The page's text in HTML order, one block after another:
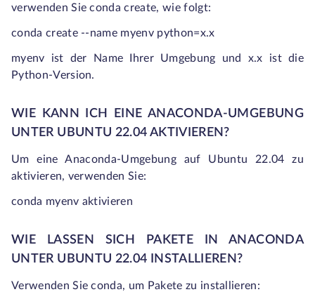
verwenden Sieconda create, wie folgt:
conda create --name myenv python=x.x
myenv ist der Name Ihrer Umgebung und x.x ist die
Python-Version.
WIE KANN ICH EINE ANACONDA-UMGEBUNG
UNTER UBUNTU 22.04 AKTIVIEREN?
Um eine Anaconda-Umgebung auf Ubuntu 22.04 zu
aktivieren, verwenden Sie:
conda myenv aktivieren
WIE LASSEN SICH PAKETE IN ANACONDA
UNTER UBUNTU 22.04 INSTALLIEREN?
Verwenden Sieconda, um Pakete zu installieren: